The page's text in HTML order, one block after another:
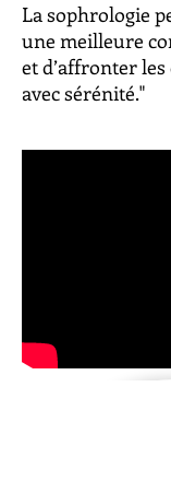
La sophrologie
une meilleure
et d’affronter
avec sérénité."